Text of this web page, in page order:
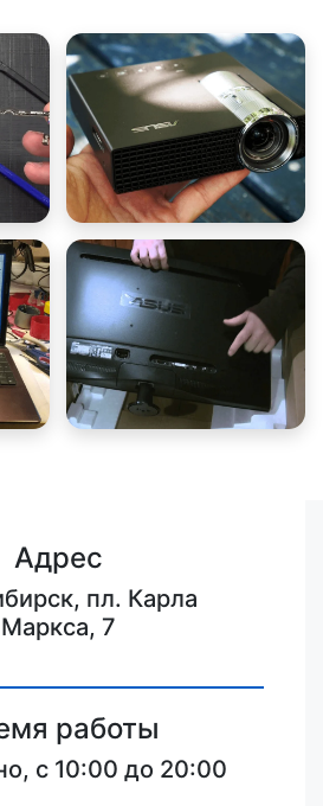
Адрес
пл. Карла
Маркса, 7
работы
с 10:00 до 20:00